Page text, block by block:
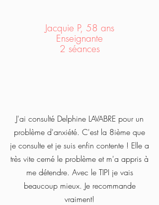
Jacquie P, 58 ans
Enseignante
2 séances
J'ai consulté Delphine LAVABRE pour un
problème d'anxiété. C'est la 8ième que
je consulte et je suis enfin contente ! Elle a
très vite cerné le problème et m'a appris à
me détendre. Avec le TIPI je vais
beaucoup mieux. Je recommande
vraiment!